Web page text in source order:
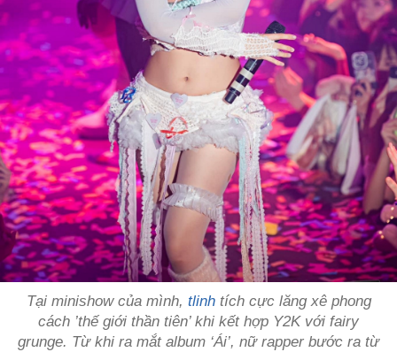
Tại minishow của mình, tlinhtích cực lăng xê phong
cách ’thế giới thần tiên’ khi kết hợp Y2K với fairy
grunge. Từ khi ra mắt album ‘Ái’, nữ rapper bước ra từ